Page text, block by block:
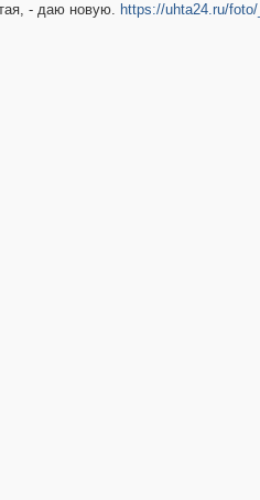
- даю новую. https://uhta24.ru/